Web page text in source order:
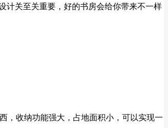
计关至关重要，好的书房会给你带来不一样
，收纳功能强大，占地面积小，可以实现一